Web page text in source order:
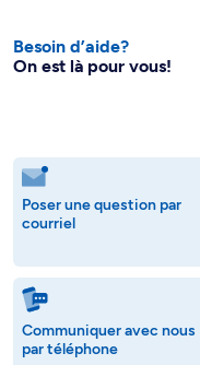
Besoin d’aide?
On est là pour vous!
Poser une question par
courriel
Communiquer avec nous
par téléphone